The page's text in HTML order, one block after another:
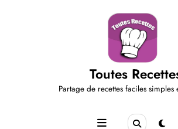
Toutes
Partage de recettes faciles simples